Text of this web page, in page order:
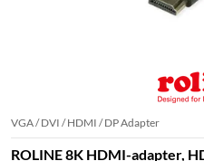
VGA / DVI / HDMI / DP Adapter
ROLINE 8K HDMI-adapter,